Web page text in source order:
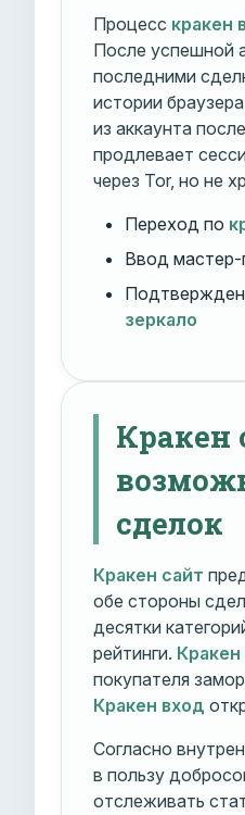
Процесс кракен
После успешной
последними
истории
из аккаунта
продлевает
через Tor, но не
Переход по
Ввод мастер-
зеркало
Кракен
сделок
Кракен сайт
обе стороны
десятки
рейтинги.
покупателя
Кракен вход
Согласно
в пользу
отслеживать